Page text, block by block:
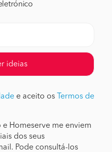
ideias
e aceito os
Termos de
Homeserve me enviem
dos seus
Pode consultá-los